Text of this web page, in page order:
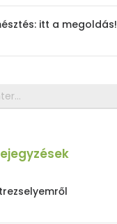
itt a megoldás!